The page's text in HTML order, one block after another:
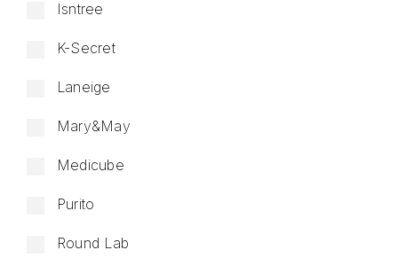
Isntree
K-Secret
Laneige
Mary&May
Medicube
Purito
Round Lab